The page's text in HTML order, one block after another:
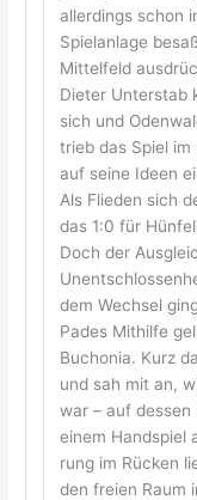
allerdings schon
Spielanlage
Mittelfeld
Dieter Unterstab
sich und
trieb das Spiel
auf seine Ideen
Als Flieden sich
das 1:0 für
Doch der
dem Wechsel
Pades Mithilfe
Buchonia. Kurz
und sah mit an,
war – auf
einem Handspiel
rung im Rücken
den freien Raum